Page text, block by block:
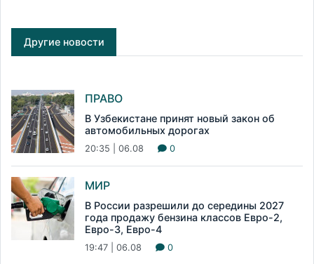
Другие новости
ПРАВО
В Узбекистане принят новый закон об
автомобильных дорогах
20:35 | 06.08 0
МИР
В России разрешили до середины 2027
года продажу бензина классов Евро-2,
Евро-3, Евро-4
19:47 | 06.08 0